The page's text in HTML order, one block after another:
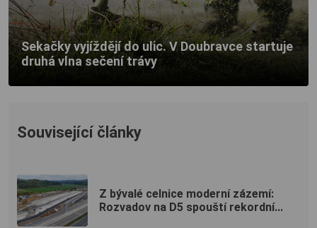
Sekačky vyjíždějí do ulic. V Doubravce startuje
druhá vlna sečení trávy
Související články
Z bývalé celnice moderní zázemí:
Rozvadov na D5 spouští rekordní...